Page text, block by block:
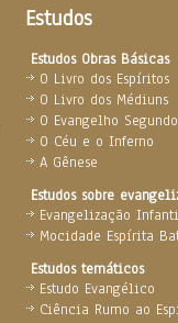
Estudos
Estudos Obras Básicas
O Livro dos Espíritos
O Livro dos Médiuns
O Evangelho
O Céu e o Inferno
A Gênese
Estudos sobre
Evangelização
Mocidade Espírita
Estudos temáticos
Estudo Evangélico
Ciência Rumo ao